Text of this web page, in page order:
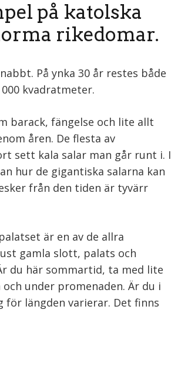
på katolska
rikedomar.
På ynka 30 år restes både
kvadratmeter.
barack, fängelse och lite allt
åren. De flesta av
sett kala salar man går runt i. I
hur de gigantiska salarna kan
från den tiden är tyvärr
är en av de allra
gamla slott, palats och
du här sommartid, ta med lite
under promenaden. Är du i
för längden varierar. Det finns